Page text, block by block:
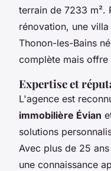
terrain de 7233 m².
rénovation, une
Thonon-les-Bains
complète mais offre
Expertise et
L'agence est
immobilière Évian
solutions
Avec plus de 25
une connaissance